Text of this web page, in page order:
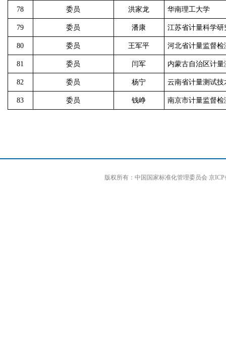
78 委员 洪家龙 华南理工大学
79 委员 潘康 江苏省计量科学
80 委员 王军平 河北省计量监督检
81 委员 闫军 内蒙古自治区计
82 委员 杨宁 云南省计量测试技
83 委员 钱峥 南京市计量监督检
版权所有：中国国家标准化管理委员会 京